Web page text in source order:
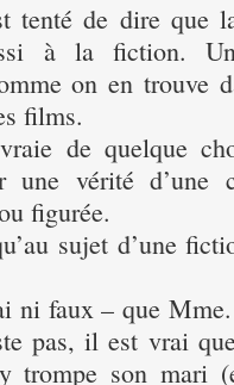
tenté de dire que
à la fiction.
on en trouve
films.
de quelque
une vérité d’une
figurée.
sujet d’une
ni faux – que
pas, il est vrai
trompe son mari